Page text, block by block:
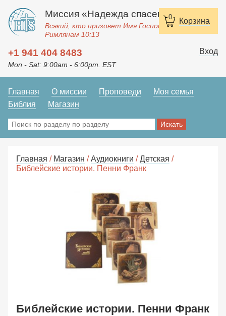
0 Корзина
Миссия «Надежда спасения»
Всякий, кто призовет Имя Господне, спасется.
Римлянам 10:13
+1 941 404 8483
Mon - Sat: 9:00am - 6:00pm. EST
Вход
Главная О миссии Проповеди
Моя семья
Библия
Магазин
Главная / Магазин /Аудиокниги /Детская /
Библейские истории. Пенни Франк
Библейские истории. Пенни Франк